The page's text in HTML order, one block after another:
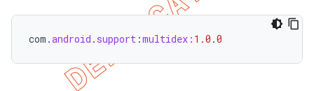
com .android . support :multidex: 1.0 .0